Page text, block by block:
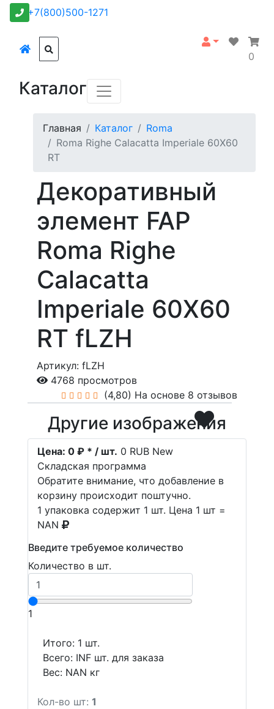
+7(800)500-1271
0
Каталог
Главная Каталог
Roma
Roma Righe Calacatta Imperiale 60X60
RT
Декоративный
элемент FAP
Roma Righe
Calacatta
Imperiale 60X60
RT fLZH
Артикул: fLZH
4768 просмотров
(4,80) На основе 8 отзывов
Другие изображения
Цена: 0 ₽ * / шт. 0 RUB New
Складская программа
Обратите внимание, что добавление в
корзину происходит поштучно.
1 упаковка содержит 1 шт. Цена 1 шт =
NAN
Введите требуемое количество
Количество в шт.
1
Итого: 1 шт.
Всего: INF шт. для заказа
Вес: NAN кг
Кол-во шт: 1